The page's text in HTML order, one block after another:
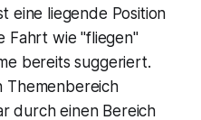
eine liegende Position
Fahrt wie "fliegen"
bereits suggeriert.
Themenbereich
durch einen Bereich